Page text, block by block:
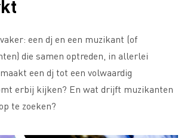
een dj en een muzikant (of
die samen optreden, in allerlei
een dj tot een volwaardig
erbij kijken? En wat drijft muzikanten
te zoeken?